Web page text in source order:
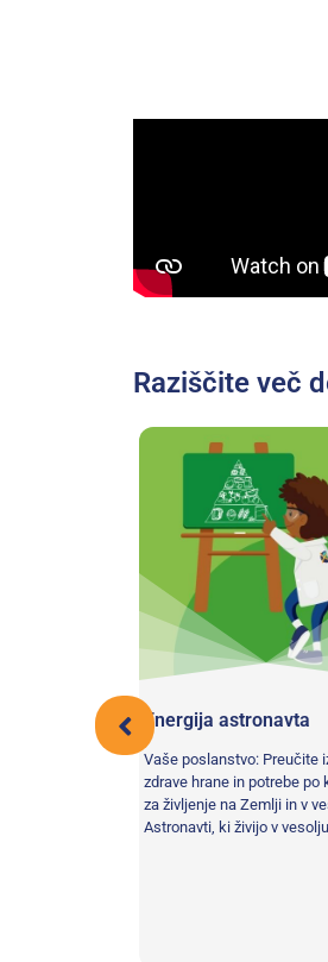
Raziščite več
aktivnost,
Energija astronavta
Vaše poslanstvo: Preučite
zdrave hrane in potrebe po
za življenje na Zemlji in v
Astronavti, ki živijo v